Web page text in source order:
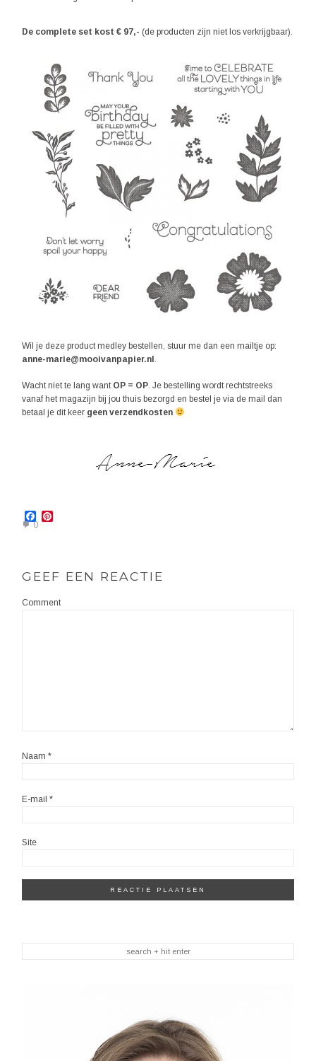
De complete set kost € 97,- (de producten zijn niet los verkrijgbaar).
Wil je deze product medley bestellen, stuur me dan een mailtje op:
anne-marie@mooivanpapier.nl
Wacht niet te lang want OP = OP . Je bestelling wordt rechtstreeks
vanaf het magazijn bij jou thuis bezorgd en bestel je via de mail dan
betaal je dit keer geen verzendkosten
Facebook
0
GEEF EEN REACTIE
Comment
Naam*
E-mail*
Site